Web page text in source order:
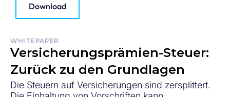
WHITEPAPER
Versicherungsprämien-Steuer:
Zurück zu den Grundlagen
Die Steuern auf Versicherungen sind zersplittert.
Download